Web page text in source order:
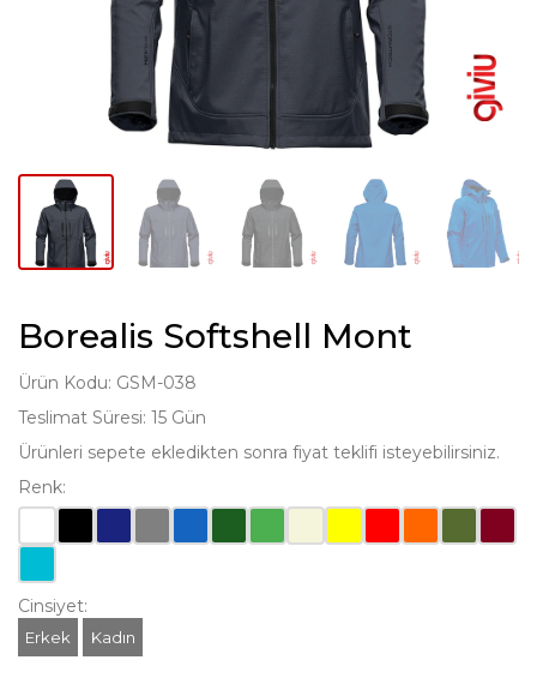
Borealis Softshell Mont
Ürün Kodu: GSM-038
Teslimat Süresi: 15 Gün
Ürünleri sepete ekledikten sonra fiyat teklifi isteyebilirsiniz.
Renk:
Cinsiyet:
Erkek Kadın